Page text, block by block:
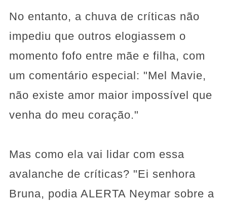
No entanto, a chuva de críticas não
impediu que outros elogiassem o
momento fofo entre mãe e filha, com
um comentário especial: "Mel Mavie,
não existe amor maior impossível que
venha do meu coração."
Mas como ela vai lidar com essa
avalanche de críticas? "Ei senhora
Bruna, podia ALERTA Neymar sobre a